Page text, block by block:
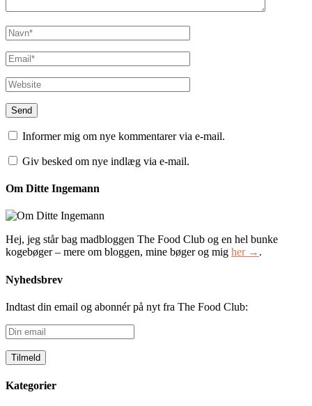
Informer mig om nye kommentarer via e-mail.
Giv besked om nye indlæg via e-mail.
Om Ditte Ingemann
Hej, jeg står bag madbloggen The Food Club og en hel bunke
kogebøger – mere om bloggen, mine bøger og mig her → .
Nyhedsbrev
Indtast din email og abonnér på nyt fra The Food Club:
Din
email
Kategorier